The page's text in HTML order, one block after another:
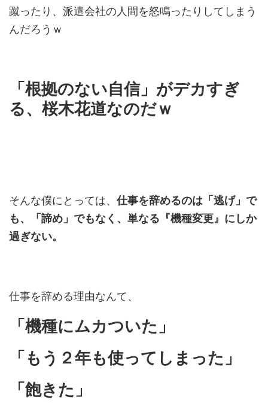
蹴ったり、派遣会社の人間を怒鳴ったりしてしまう
んだろうｗ
「根拠のない自信」 がデカすぎ
る、桜木花道なのだｗ
そんな僕にとっては、 仕事を辞めるのは「逃げ」で
も、「諦め」でもなく、単なる『機種変更』にしか
過ぎない。
仕事を辞める理由なんて、
「機種にムカついた」
「もう２年も使ってしまった」
「飽きた」